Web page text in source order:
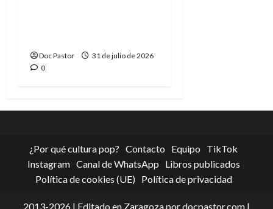
Doc Pastor
31 de julio de 2026
0
¿Por qué cultura pop? Contacto Equipo
TikTok
Instagram Canal de WhatsApp
Libros publicados
Política de cookies (UE)
Política de privacidad
2013-2026 | Editado en Zaragoza por docpastor.com |